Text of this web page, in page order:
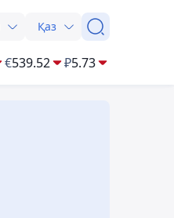
Қаз
€539.52 ₽5.73